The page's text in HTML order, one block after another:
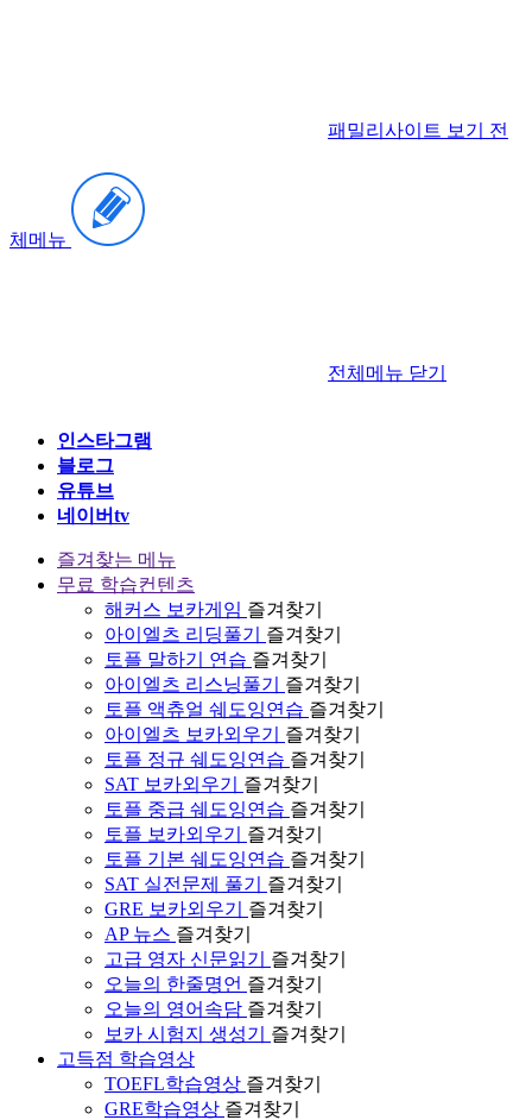
패밀리사이트 보기 전
체메뉴
전체메뉴 닫기
인스타그램
블로그
유튜브
네이버tv
즐겨찾는 메뉴
무료 학습컨텐츠
해커스 보카게임 즐겨찾기
아이엘츠 리딩풀기
즐겨찾기
토플 말하기 연습 즐겨찾기
아이엘츠 리스닝풀기
즐겨찾기
토플 액츄얼 쉐도잉연습 즐겨찾기
아이엘츠 보카외우기
즐겨찾기
토플 정규 쉐도잉연습 즐겨찾기
SAT 보카외우기
즐겨찾기
토플 중급 쉐도잉연습 즐겨찾기
토플 보카외우기
즐겨찾기
토플 기본 쉐도잉연습 즐겨찾기
SAT 실전문제 풀기
즐겨찾기
GRE 보카외우기
즐겨찾기
AP 뉴스 즐겨찾기
고급 영자 신문읽기
즐겨찾기
오늘의 한줄명언 즐겨찾기
오늘의 영어속담 즐겨찾기
보카 시험지 생성기
즐겨찾기
고득점 학습영상
TOEFL학습영상 즐겨찾기
GRE학습영상 즐겨찾기